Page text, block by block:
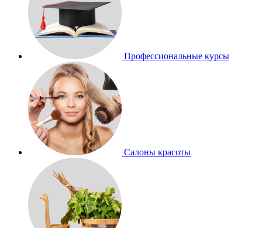
Профессиональные курсы
Салоны красоты